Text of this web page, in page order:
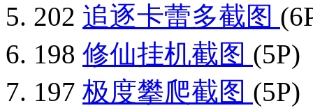
202 追逐卡蕾多截图
198 修仙挂机截图 (5P)
197 极度攀爬截图 (5P)